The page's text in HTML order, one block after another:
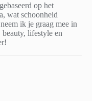
op het
wat schoonheid
ik je graag mee in
lifestyle en